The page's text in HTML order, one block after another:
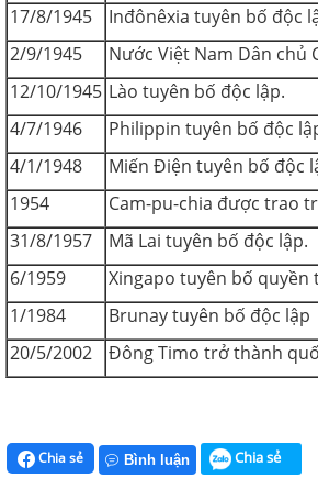
17/8/1945
Inđônêxia tuyên bố độc
2/9/1945
Nước Việt Nam Dân chủ
12/10/1945 Lào tuyên bố độc lập.
4/7/1946
Philippin tuyên bố độc
4/1/1948
Miến Điện tuyên bố độc
1954
Cam-pu-chia được trao
31/8/1957
Mã Lai tuyên bố độc lập.
6/1959
Xingapo tuyên bố
1/1984
Brunay tuyên bố độc lập
20/5/2002
Đông Timo trở thành
Chia sẻ Bình luận Chia sẻ